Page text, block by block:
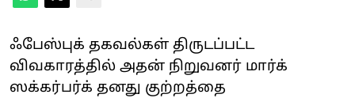
ஃபேஸ்புக் தகவல்கள் திருடப்பட்ட
விவகாரத்தில் அதன் நிறுவனர் மார்க்
ஸக்கர்பர்க் தனது குற்றத்தை